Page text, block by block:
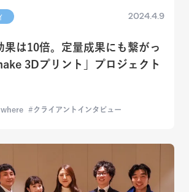
2024.4.9
果は10倍。定量成果にも繋がっ
3Dプリント」プロジェクト
クライアントインタビュー